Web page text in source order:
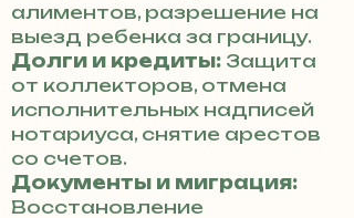
алиментов, разрешение на
выезд ребенка за границу.
Долги и кредиты: Защита
от коллекторов, отмена
исполнительных надписей
нотариуса, снятие арестов
со счетов.
Документы и миграция:
Восстановление